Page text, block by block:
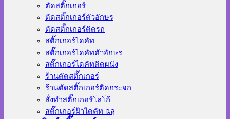
ตัดสติ๊กเกอร์
ตัดสติ๊กเกอร์ตัวอักษร
ตัดสติ๊กเกอร์ติดรถ
สติ๊กเกอร์ไดคัท
สติ๊กเกอร์ไดคัทตัวอักษร
สติ๊กเกอร์ไดคัทติดผนัง
ร้านตัดสติ๊กเกอร์
ร้านตัดสติ๊กเกอร์ติดกระจก
สั่งทําสติ๊กเกอร์โลโก้
สติ๊กเกอร์ฝ้าไดคัท ฉลุ